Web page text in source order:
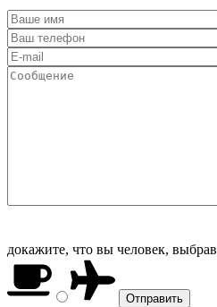
докажите, что вы человек, выбрав